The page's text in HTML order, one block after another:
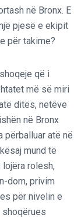
në Bronx. E
pjesë e ekipit
për takime?
që i
më së miri
ditës, netëve
në Bronx
përballuar atë në
mund të
rolesh,
dom, privim
për nivelin e
shoqërues